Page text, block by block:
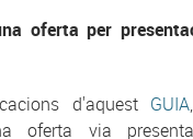
oferta per
d'aquest GUIA
oferta via